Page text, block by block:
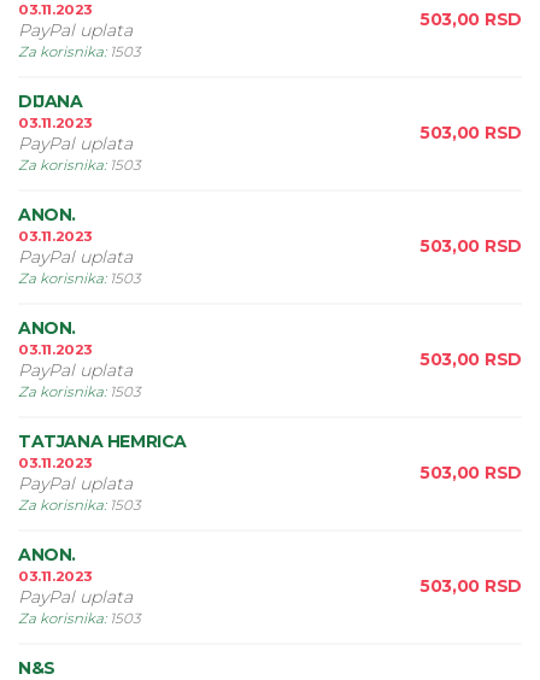
03.11.2023
PayPal uplata
Za korisnika: 1503
503,00 RSD
DIJANA
03.11.2023
PayPal uplata
Za korisnika: 1503
503,00 RSD
ANON.
03.11.2023
PayPal uplata
Za korisnika: 1503
503,00 RSD
ANON.
03.11.2023
PayPal uplata
Za korisnika: 1503
503,00 RSD
TATJANA HEMRICA
03.11.2023
PayPal uplata
Za korisnika: 1503
503,00 RSD
ANON.
03.11.2023
PayPal uplata
Za korisnika: 1503
503,00 RSD
N&S